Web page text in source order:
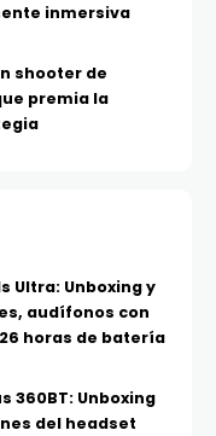
inmersiva
shooter de
premia la
Ultra: Unboxing y
audífonos con
horas de batería
360BT: Unboxing
del headset